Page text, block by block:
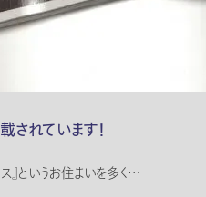
れています！
』というお住まいを多く…